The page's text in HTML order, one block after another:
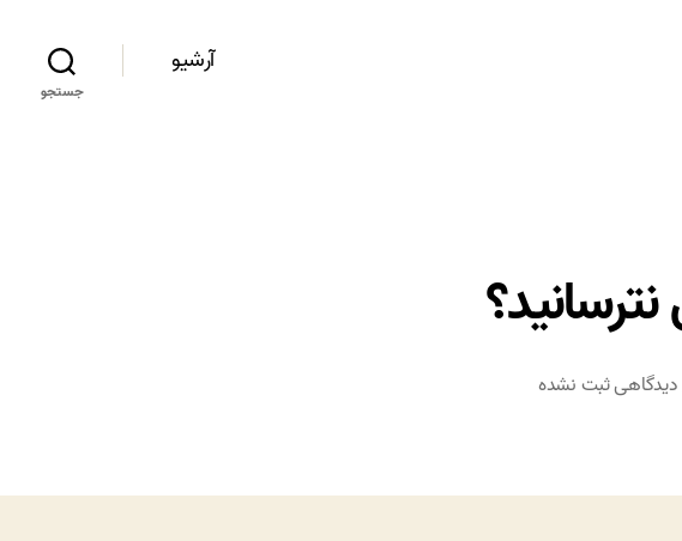
آرشیو
جستجو
برای
چیزهای
ثبت نشده